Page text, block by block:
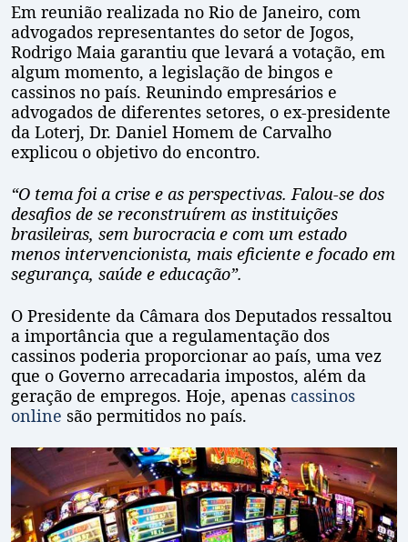
Em reunião realizada no Rio de Janeiro, com
advogados representantes do setor de Jogos,
Rodrigo Maia garantiu que levará a votação, em
algum momento, a legislação de bingos e
cassinos no país. Reunindo empresários e
advogados de diferentes setores, o ex-presidente
da Loterj, Dr. Daniel Homem de Carvalho
explicou o objetivo do encontro.
“O tema foi a crise e as perspectivas. Falou-se dos
desafios de se reconstruírem as instituições
brasileiras, sem burocracia e com um estado
menos intervencionista, mais eficiente e focado em
segurança, saúde e educação”.
O Presidente da Câmara dos Deputados ressaltou
a importância que a regulamentação dos
cassinos poderia proporcionar ao país, uma vez
que o Governo arrecadaria impostos, além da
geração de empregos. Hoje, apenas cassinos
online são permitidos no país.